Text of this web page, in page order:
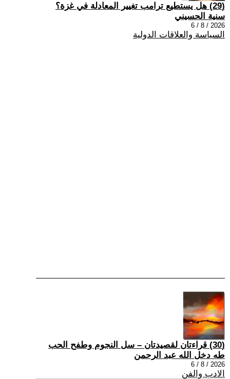
(29) هل يستطيع ترامب تغيير المعادلة في غزة؟
سنية الحسيني
2026 / 8 / 6
السياسة والعلاقات الدولية
(30) قراءتان لقصيدتان – سل النجوم وطفح الحب
طه دخل الله عبد الرحمن
2026 / 8 / 6
الادب والفن